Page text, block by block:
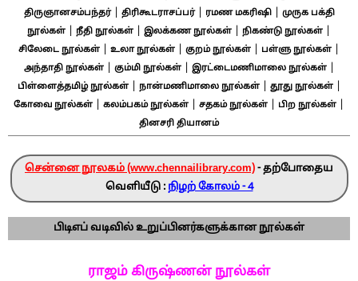
திருஞானசம்பந்தர்| திரிகூடராசப்பர்| ரமண மகரிஷி|
முருக பக்தி
நூல்கள்
நீதி நூல்கள் இலக்கண நூல்கள் நிகண்டு நூல்கள்
சிலேடை நூல்கள் உலா நூல்கள் குறம் நூல்கள் பள்ளு நூல்கள்
அந்தாதி நூல்கள்| கும்மி நூல்கள்| இரட்டைமணிமாலை நூல்கள்|
பிள்ளைத்தமிழ் நூல்கள்| நான்மணிமாலை நூல்கள்| தூது நூல்கள்|
கோவை நூல்கள் கலம்பகம் நூல்கள் சதகம் நூல்கள் பிற நூல்கள்
தினசரி தியானம்
சென்னை நூலகம் (www.chennailibrary.com)- தற்போதைய
வெளியீடு : நிழற் கோலம் - 4
பிடிஎப் வடிவில் உறுப்பினர்களுக்கான நூல்கள்
ராஜம் கிருஷ்ணன் நூல்கள்